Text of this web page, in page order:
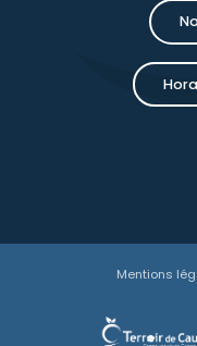
Mentions